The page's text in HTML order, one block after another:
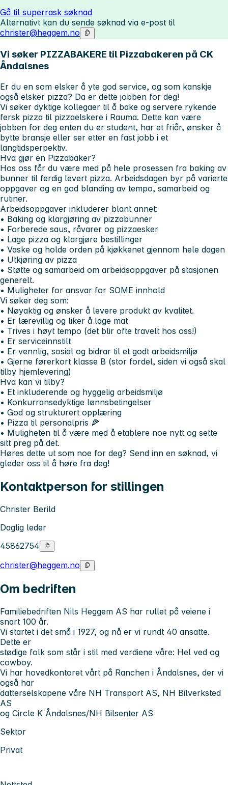
Gå til superrask søknad
Alternativt kan du sende søknad via e-post til
christer@heggem.no
Vi søker PIZZABAKERE til Pizzabakeren på CK
Åndalsnes
Er du en som elsker å yte god service, og som kanskje
også elsker pizza? Da er dette jobben for deg!
Vi søker dyktige kollegaer til å bake og servere rykende
fersk pizza til pizzaelskere i Rauma. Dette kan være
jobben for deg enten du er student, har et friår, ønsker å
bytte bransje eller ser etter en fast jobb i et
langtidsperpektiv.
Hva gjør en Pizzabaker?
Hos oss får du være med på hele prosessen fra baking av
bunner til ferdig levert pizza. Arbeidsdagen byr på varierte
oppgaver og en god blanding av tempo, samarbeid og
rutiner.
Arbeidsoppgaver inkluderer blant annet:
• Baking og klargjøring av pizzabunner
• Forberede saus, råvarer og pizzaesker
• Lage pizza og klargjøre bestillinger
• Vaske og holde orden på kjøkkenet gjennom hele dagen
• Utkjøring av pizza
• Støtte og samarbeid om arbeidsoppgaver på stasjonen
generelt.
• Muligheter for ansvar for SOME innhold
Vi søker deg som:
• Nøyaktig og ønsker å levere produkt av kvalitet.
• Er lærevillig og liker å lage mat
• Trives i høyt tempo (det blir ofte travelt hos oss!)
• Er serviceinnstilt
• Er vennlig, sosial og bidrar til et godt arbeidsmiljø
• Gjerne førerkort klasse B (stor fordel, siden vi også skal
tilby hjemlevering)
Hva kan vi tilby?
• Et inkluderende og hyggelig arbeidsmiljø
• Konkurransedyktige lønnsbetingelser
• God og strukturert opplæring
• Pizza til personalpris 🍕
• Muligheten til å være med å etablere noe nytt og sette
sitt preg på det.
Høres dette ut som noe for deg? Send inn en søknad, vi
gleder oss til å høre fra deg!
Kontaktperson for stillingen
Christer Berild
Daglig leder
45862754
christer@heggem.no
Om bedriften
Familiebedriften Nils Heggem AS har rullet på veiene i
snart 100 år.
Vi startet i det små i 1927, og nå er vi rundt 40 ansatte.
Dette er
stødige folk som står i stil med verdiene våre: Hel ved og
cowboy.
Vi har hovedkontoret vårt på Ranchen i Åndalsnes, der vi
også har
datterselskapene våre NH Transport AS, NH Bilverksted
AS
og Circle K Åndalsnes/NH Bilsenter AS
Sektor
Privat